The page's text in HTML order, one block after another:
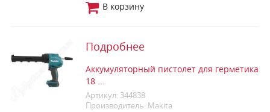
В корзину
Подробнее
Аккумуляторный пистолет для герметика
18 ...
Артикул: 344838
Производитель: Makita